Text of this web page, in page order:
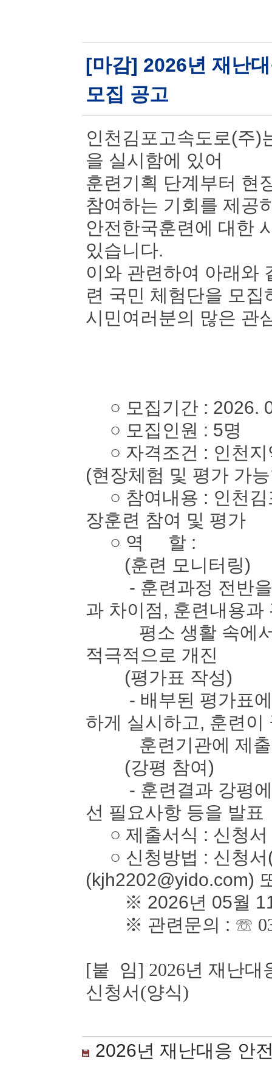
[마감] 2026년 재난
모집 공고
인천김포고속도로(주)
을 실시함에 있어
훈련기획 단계부터 현
참여하는 기회를 제공
안전한국훈련에 대한
있습니다.
이와 관련하여 아래와
련 국민 체험단을 모집
시민여러분의 많은 관
○ 모집기간 : 2026.
○ 모집인원 : 5명
○ 자격조건 : 인천지
(현장체험 및 평가 가
○ 참여내용 : 인천김
장훈련 참여 및 평가
○ 역 할 :
(훈련 모니터링)
- 훈련과정 전반을
과 차이점, 훈련내용과
평소 생활 속에서
적극적으로 개진
(평가표 작성)
- 배부된 평가표에
하게 실시하고, 훈련이
훈련기관에 제출
(강평 참여)
- 훈련결과 강평에
선 필요사항 등을 발표
○ 제출서식 : 신청서
○ 신청방법 : 신청서
(kjh2202@yido.com)
※ 2026년 05월 11
※ 관련문의 : ☏
[붙 임] 2026년 재난대
신청서(양식)
2026년 재난대응 안